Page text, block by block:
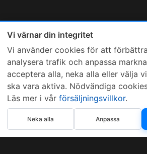
Vi värnar din integritet
Vi använder cookies för att
analysera trafik och anpassa
acceptera alla, neka alla eller välja
ska vara aktiva. Nödvändiga
Läs mer i vår försäljningsvillkor.
Neka alla Anpassa
Sveriges mest sålda